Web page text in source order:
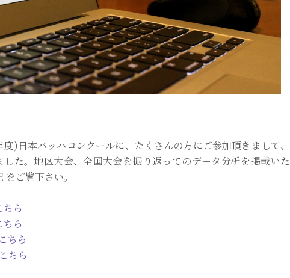
)日本バッハコンクールに、たくさんの方にご参加頂きまして、
た。地区大会、全国大会を振り返ってのデータ分析を掲載いた
ご覧下さい。
ら
ら
ちら
ちら